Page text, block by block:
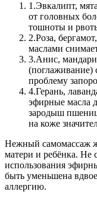
1.Эвкалипт,
от головных
тошноты и
2.Роза,
маслами
3.Анис,
(поглаживание)
проблему
4.Герань,
эфирные масла
зародыш
на коже
Нежный самомассаж
матери и ребёнка. Не
использования
быть уменьшена
аллергию.